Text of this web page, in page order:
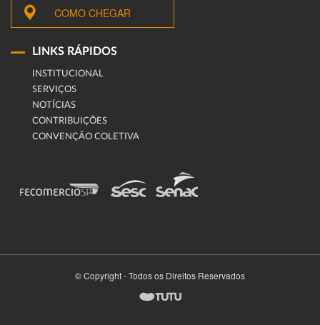
COMO CHEGAR
LINKS RÁPIDOS
INSTITUCIONAL
SERVIÇOS
NOTÍCIAS
CONTRIBUIÇÕES
CONVENÇÃO COLETIVA
© Copyright - Todos os Direitos Reservados